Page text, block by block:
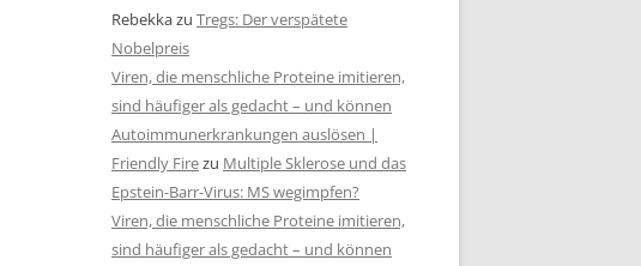
Rebekkazu Tregs: Der verspätete
Nobelpreis
Viren, die menschliche Proteine imitieren,
sind häufiger als gedacht – und können
Autoimmunerkrankungen auslösen |
Friendly Firezu Multiple Sklerose und das
Epstein-Barr-Virus: MS wegimpfen?
Viren, die menschliche Proteine imitieren,
sind häufiger als gedacht – und können